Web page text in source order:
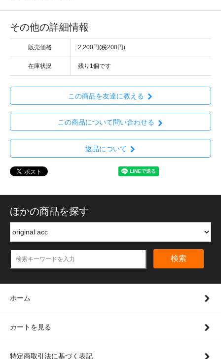
その他の詳細情報
販売価格 2,200円(税200円)
在庫状況 残り1個です
この商品を友達に教える
この商品について問い合わせる
返品について
ほかの商品を探す
検索
ホーム
カートを見る
特定商取引法に基づく表記